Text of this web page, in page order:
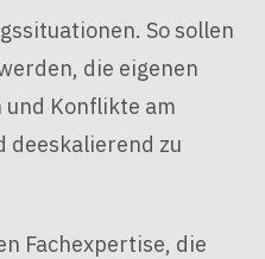
. So sollen
die eigenen
und Konflikte am
zu
Fachexpertise, die